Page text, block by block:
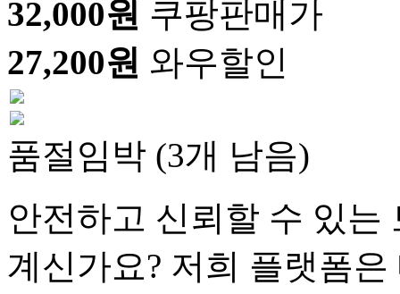
32,000원 쿠팡판매가
27,200원 와우할인
품절임박 (3개 남음)
안전하고 신뢰할 수 있는
계신가요? 저희 플랫폼